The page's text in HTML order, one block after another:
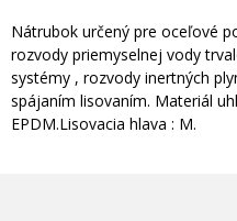
Nátrubok určený pre oceľové
rozvody priemyselnej vody
systémy , rozvody inertných
spájaním lisovaním. Materiál
EPDM.Lisovacia hlava : M.